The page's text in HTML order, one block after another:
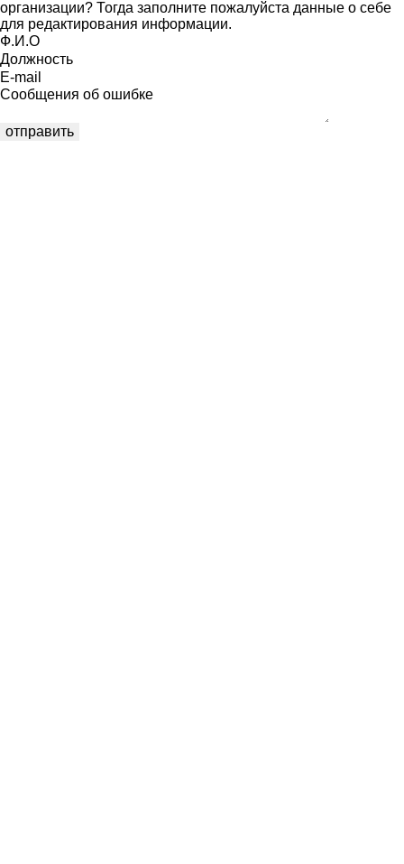
организации? Тогда заполните пожалуйста данные о себе
для редактирования информации.
Ф.И.О
Должность
E-mail
Сообщения об ошибке